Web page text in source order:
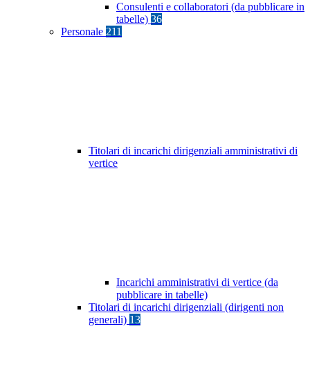
Consulenti e collaboratori (da pubblicare in
tabelle) 36
Personale 211
Titolari di incarichi dirigenziali amministrativi di
vertice
Incarichi amministrativi di vertice (da
pubblicare in tabelle)
Titolari di incarichi dirigenziali (dirigenti non
generali) 13